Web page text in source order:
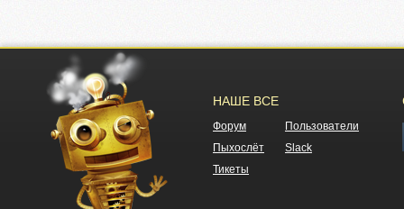
НАШЕ ВСЕ
Форум
Пользователи
Пыхослёт
Slack
Тикеты